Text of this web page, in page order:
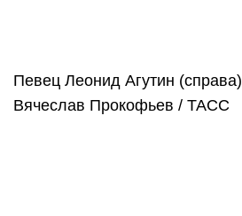
Певец Леонид Агутин (справа)
Вячеслав Прокофьев / ТАСС